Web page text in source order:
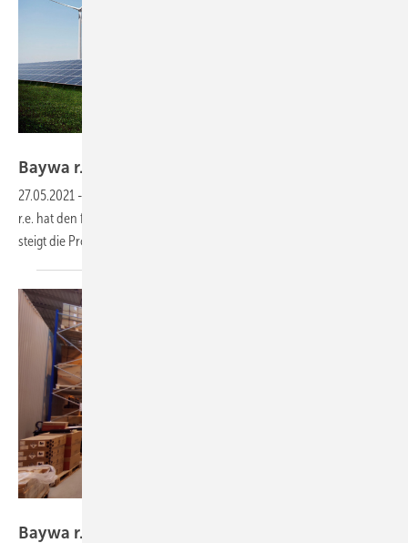
Baywa r.e. baut Geschäft in Frankreich
27.05.2021 -
r.e. hat den französischen Partner Enerpole übernommen. Damit
steigt die Projektpipeline um zusätzliche 600
Baywa r.e. steigt in den tschechischen